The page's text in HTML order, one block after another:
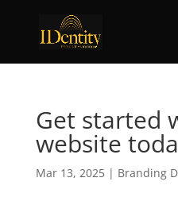
Get started
website
Mar 13, 2025| Branding